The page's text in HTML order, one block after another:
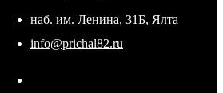
наб. им. Ленина, 31Б, Ялта
info@prichal82.ru